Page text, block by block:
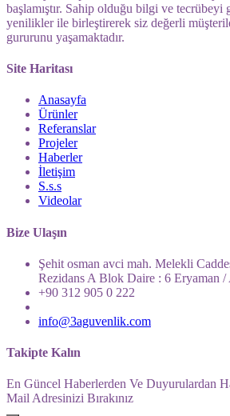
başlamıştır. Sahip olduğu bilgi ve
yenilikler ile birleştirerek siz değerli
gururunu yaşamaktadır.
Site Haritası
Anasayfa
Ürünler
Referanslar
Projeler
Haberler
İletişim
S.s.s
Videolar
Bize Ulaşın
Şehit osman avci mah. Melekli
Rezidans A Blok Daire : 6 Eryaman
+90 312 905 0 222
info@3aguvenlik.com
Takipte Kalın
En Güncel Haberlerden Ve Duyurulardan
Mail Adresinizi Bırakınız